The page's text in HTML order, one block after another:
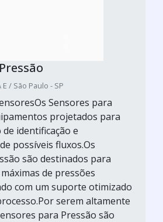
E / São Paulo - SP
Sensores para
projetados para
identificação e
possíveis fluxos.Os
são destinados para
de pressões
com um suporte otimizado
serem altamente
para Pressão são